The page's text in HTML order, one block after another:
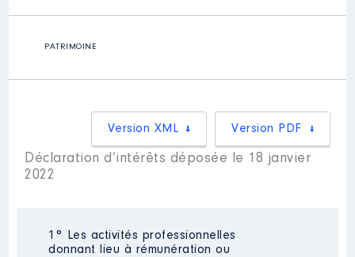
PATRIMOINE
Version PDF
Version XML
Déclaration d’intérêts déposée le 18 janvier
2022
1° Les activités professionnelles
donnant lieu à rémunération ou